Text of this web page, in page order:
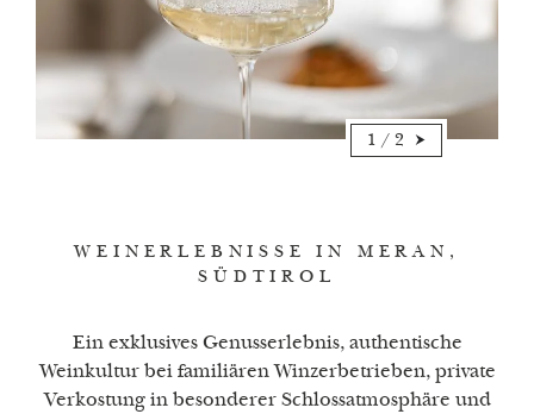
1 / 2
WEINERLEBNISSE IN MERAN,
SÜDTIROL
Ein exklusives Genusserlebnis, authentische
Weinkultur bei familiären Winzerbetrieben, private
Verkostung in besonderer Schlossatmosphäre und